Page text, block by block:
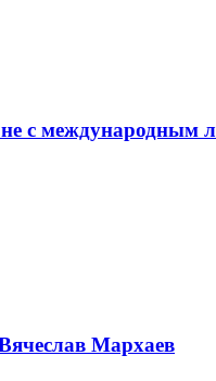
с международным
Мархаев